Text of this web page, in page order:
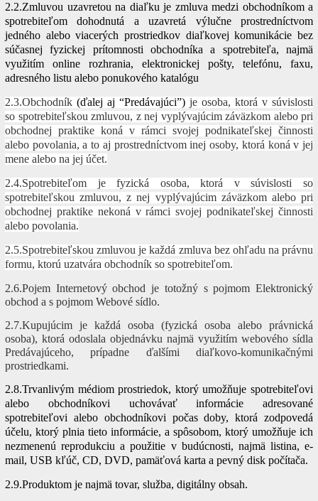
2.2.Zmluvou uzavretou na diaľku je zmluva medzi obchodníkom a
spotrebiteľom dohodnutá a uzavretá výlučne prostredníctvom
jedného alebo viacerých prostriedkov diaľkovej komunikácie bez
súčasnej fyzickej prítomnosti obchodníka a spotrebiteľa, najmä
využitím online rozhrania, elektronickej pošty, telefónu, faxu,
adresného listu alebo ponukového katalógu
2.3.Obchodník (ďalej aj “Predávajúci”) je osoba, ktorá v súvislosti
so spotrebiteľskou zmluvou, z nej vyplývajúcim záväzkom alebo pri
obchodnej praktike koná v rámci svojej podnikateľskej činnosti
alebo povolania, a to aj prostredníctvom inej osoby, ktorá koná v jej
mene alebo na jej účet.
2.4.Spotrebiteľom je fyzická osoba, ktorá v súvislosti so
spotrebiteľskou zmluvou, z nej vyplývajúcim záväzkom alebo pri
obchodnej praktike nekoná v rámci svojej podnikateľskej činnosti
alebo povolania.
2.5.Spotrebiteľskou zmluvou je každá zmluva bez ohľadu na právnu
formu, ktorú uzatvára obchodník so spotrebiteľom.
2.6.Pojem Internetový obchod je totožný s pojmom Elektronický
obchod a s pojmom Webové sídlo.
2.7.Kupujúcim je každá osoba (fyzická osoba alebo právnická
osoba), ktorá odoslala objednávku najmä využitím webového sídla
Predávajúceho, prípadne ďalšími diaľkovo-komunikačnými
prostriedkami.
2.8.Trvanlivým médiom prostriedok, ktorý umožňuje spotrebiteľovi
alebo obchodníkovi uchovávať informácie adresované
spotrebiteľovi alebo obchodníkovi počas doby, ktorá zodpovedá
účelu, ktorý plnia tieto informácie, a spôsobom, ktorý umožňuje ich
nezmenenú reprodukciu a použitie v budúcnosti, najmä listina, e-
mail, USB kľúč, CD, DVD, pamäťová karta a pevný disk počítača.
2.9.Produktom je najmä tovar, služba, digitálny obsah.